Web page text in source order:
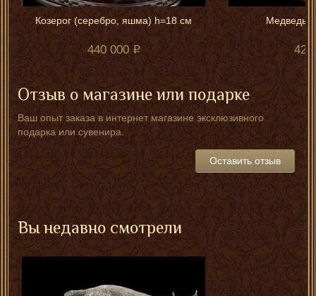
Козерог (серебро, яшма) h=18 см
440 000
Медведь
420
Отзыв о магазине или подарке
Ваш опыт заказа в интернет магазине эксклюзивного
подарка или сувенира.
Оставить отзыв
Вы недавно смотрели